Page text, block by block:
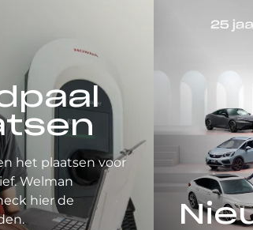
het plaatsen voor
Welman
hier de